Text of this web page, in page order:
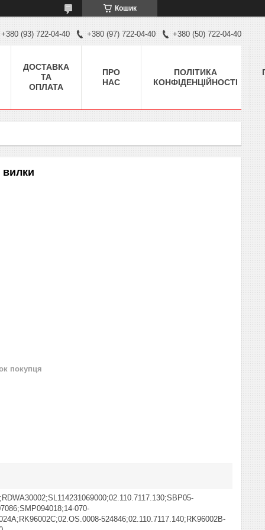
Кошик
+380 (93) 722-04-40 +380 (97) 722-04-40 +380 (50) 722-04-40
ДОСТАВКА
ТА
ОПЛАТА
ПРО
НАС
ПОЛІТИКА
КОНФІДЕНЦІЙНОСТІ
вилки
покупця
070-
524846;02.110.7117.140;RK96002B-